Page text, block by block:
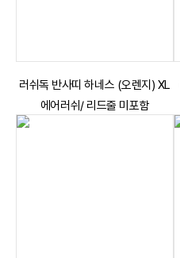
러쉬독 반사띠 하네스 (오렌지) XL
에어러쉬/ 리드줄 미포함